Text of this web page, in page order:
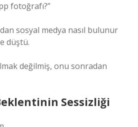
fotoğrafı?”
sosyal medya nasıl bulunur
düştü.
değilmiş, onu sonradan
Sessizliği